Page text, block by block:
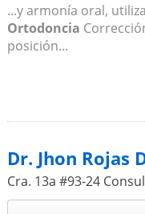
...y armonía oral,
Ortodoncia
posición...
Dr. Jhon Rojas
Cra. 13a #93-24